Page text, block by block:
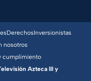
DerechosInversionistas
nosotros
cumplimiento
Azteca III y